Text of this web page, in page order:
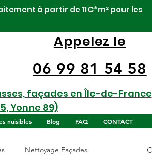
à partir de 11€*m² pour les
Appelez le
06 99 81 54 58
façades en Île-de-France
Yonne 89)
nuisibles Blog FAQ CONTACT
Nettoyage Façades